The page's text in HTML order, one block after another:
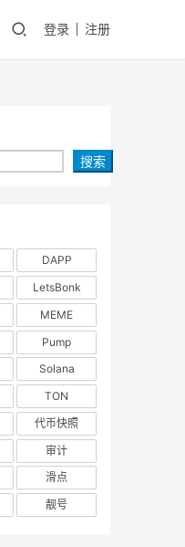
登录 注册
搜索
DAPP
LetsBonk
MEME
Pump
Solana
TON
代币快照
审计
滑点
靓号